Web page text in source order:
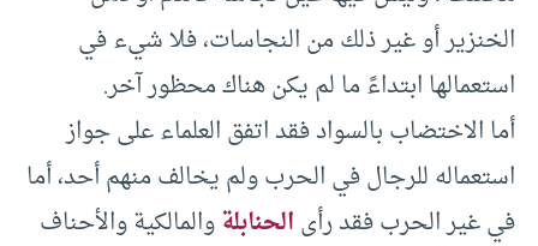
الخنزير أو غير ذلك من النجاسات، فلا شيء في
استعمالها ابتداءً ما لم يكن هناك محظور آخر.
أما الاختضاب بالسواد فقد اتفق العلماء على جواز
استعماله للرجال في الحرب ولم يخالف منهم أحد، أما
في غير الحرب فقد رأىالحنابلةوالمالكية والأحناف